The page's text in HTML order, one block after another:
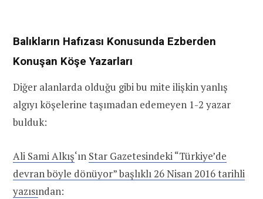
Balıkların Hafızası Konusunda Ezberden
Konuşan Köşe Yazarları
Diğer alanlarda olduğu gibi bu mite ilişkin yanlış
algıyı köşelerine taşımadan edemeyen 1-2 yazar
bulduk:
Ali Sami Alkış‘ın Star Gazetesindeki “Türkiye’de
devran böyle dönüyor” başlıklı 26 Nisan 2016 tarihli
yazısından: